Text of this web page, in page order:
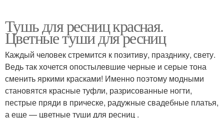
Тушь для ресниц красная.
Цветные туши для ресниц
Каждый человек стремится к позитиву, празднику, свету.
Ведь так хочется опостылевшие черные и серые тона
сменить яркими красками! Именно поэтому модными
становятся красные туфли, разрисованные ногти,
пестрые пряди в прическе, радужные свадебные платья,
а еще — цветные туши для ресниц .